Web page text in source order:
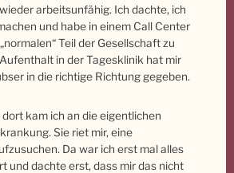
arbeitsunfähig. Ich dachte, ich
und habe in einem Call Center
Teil der Gesellschaft zu
in der Tagesklinik hat mir
in die richtige Richtung gegeben.
kam ich an die eigentlichen
Sie riet mir, eine
Da war ich erst mal alles
und dachte erst, dass mir das nicht